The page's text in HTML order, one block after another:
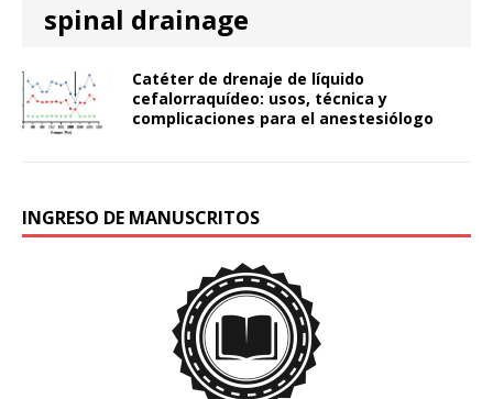
spinal drainage
Catéter de drenaje de líquido
cefalorraquídeo: usos, técnica y
complicaciones para el anestesiólogo
INGRESO DE MANUSCRITOS